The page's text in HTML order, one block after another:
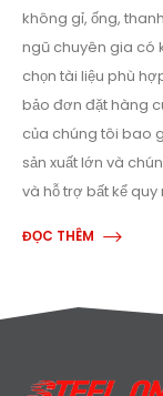
không gỉ, ống,
ngũ chuyên gia có
chọn tài liệu phù
bảo đơn đặt hàng
của chúng tôi bao
sản xuất lớn và
và hỗ trợ bất kể
ĐỌC THÊM